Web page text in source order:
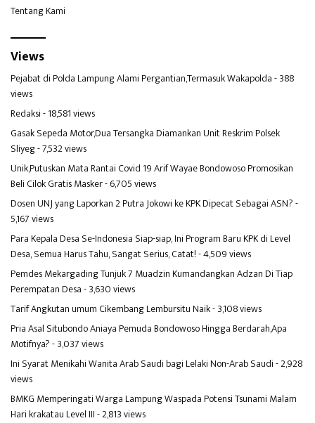
Tentang Kami
Views
Pejabat di Polda Lampung Alami Pergantian,Termasuk Wakapolda- 388
views
Redaksi- 18,581 views
Gasak Sepeda Motor,Dua Tersangka Diamankan Unit Reskrim Polsek
Sliyeg- 7,532 views
Unik,Putuskan Mata Rantai Covid 19 Arif Wayae Bondowoso Promosikan
Beli Cilok Gratis Masker- 6,705 views
Dosen UNJ yang Laporkan 2 Putra Jokowi ke KPK Dipecat Sebagai ASN?-
5,167 views
Para Kepala Desa Se-Indonesia Siap-siap, Ini Program Baru KPK di Level
Desa, Semua Harus Tahu, Sangat Serius, Catat!- 4,509 views
Pemdes Mekargading Tunjuk 7 Muadzin Kumandangkan Adzan Di Tiap
Perempatan Desa- 3,630 views
Tarif Angkutan umum Cikembang Lembursitu Naik- 3,108 views
Pria Asal Situbondo Aniaya Pemuda Bondowoso Hingga Berdarah,Apa
Motifnya?- 3,037 views
Ini Syarat Menikahi Wanita Arab Saudi bagi Lelaki Non-Arab Saudi- 2,928
views
BMKG Memperingati Warga Lampung Waspada Potensi Tsunami Malam
Hari krakatau Level III- 2,813 views